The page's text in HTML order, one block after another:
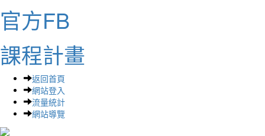
官方FB
課程計畫
返回首頁
網站登入
流量統計
網站導覽